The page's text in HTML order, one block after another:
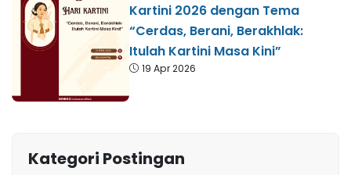
Kartini 2026 dengan Tema
“Cerdas, Berani, Berakhlak:
Itulah Kartini Masa Kini”
19 Apr 2026
Kategori Postingan